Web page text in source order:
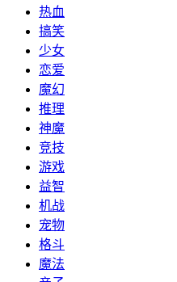
热血
搞笑
少女
恋爱
魔幻
推理
神魔
竞技
游戏
益智
机战
宠物
格斗
魔法